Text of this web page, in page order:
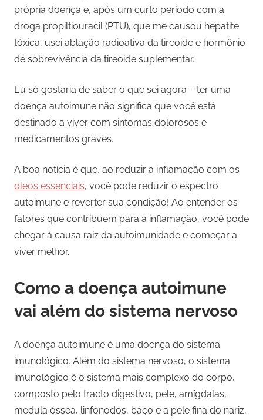
própria doença e, após um curto período com a
droga propiltiouracil (PTU), que me causou hepatite
tóxica, usei ablação radioativa da tireoide e hormônio
de sobrevivência da tireoide suplementar.
Eu só gostaria de saber o que sei agora – ter uma
doença autoimune não significa que você está
destinado a viver com sintomas dolorosos e
medicamentos graves.
A boa notícia é que, ao reduzir a inflamação com os
oleos essenciais, você pode reduzir o espectro
autoimune e reverter sua condição! Ao entender os
fatores que contribuem para a inflamação, você pode
chegar à causa raiz da autoimunidade e começar a
viver melhor.
Como a doença autoimune
vai além do sistema nervoso
A doença autoimune é uma doença do sistema
imunológico. Além do sistema nervoso, o sistema
imunológico é o sistema mais complexo do corpo,
composto pelo tracto digestivo, pele, amígdalas,
medula óssea, linfonodos, baço e a pele fina do nariz,